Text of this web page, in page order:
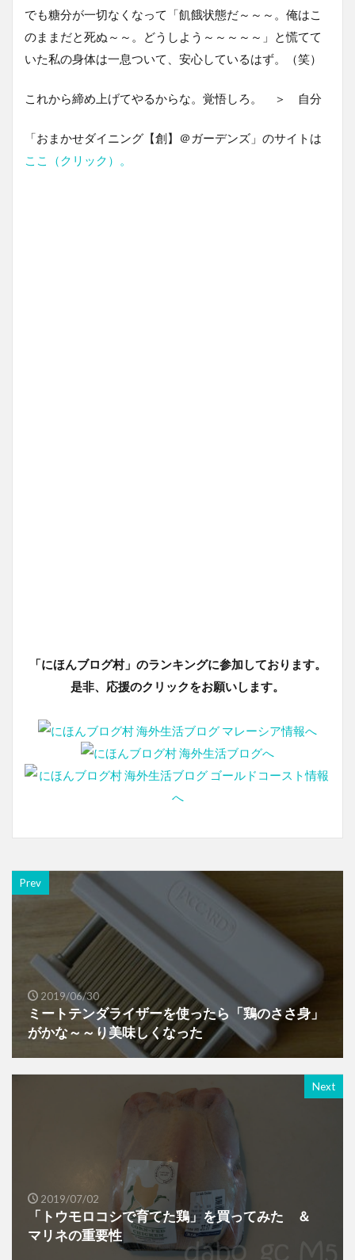
でも糖分が一切なくなって「飢餓状態だ～～～。俺はこ
のままだと死ぬ～～。どうしよう～～～～～」と慌てて
いた私の身体は一息ついて、安心しているはず。（笑）
これから締め上げてやるからな。覚悟しろ。 ＞ 自分
「おまかせダイニング【創】＠ガーデンズ」のサイトは
ここ（クリック）。
「にほんブログ村」のランキングに参加しております。
是非、応援のクリックをお願いします。
Prev
2019/06/30
ミートテンダライザーを使ったら「鶏のささ身」
がかな～～り美味しくなった
Next
2019/07/02
「トウモロコシで育てた鶏」を買ってみた ＆
マリネの重要性